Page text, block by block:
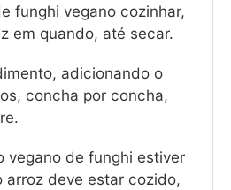
funghi vegano cozinhar,
em quando, até secar.
adicionando o
concha por concha,
vegano de funghi estiver
arroz deve estar cozido,